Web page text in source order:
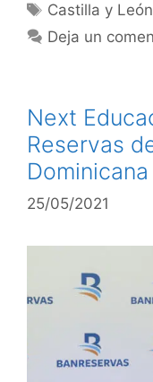
Castilla y
Deja un
Next
Reservas
25/05/2021